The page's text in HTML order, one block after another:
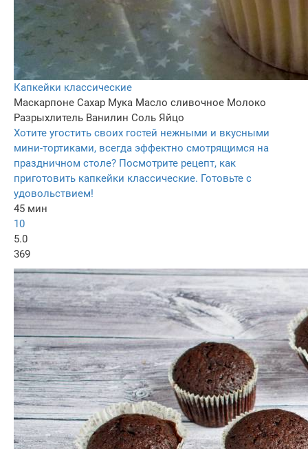
Капкейки классические
Маскарпоне Сахар Мука Масло сливочное Молоко
Разрыхлитель Ванилин Соль Яйцо
Хотите угостить своих гостей нежными и вкусными
мини-тортиками, всегда эффектно смотрящимся на
праздничном столе? Посмотрите рецепт, как
приготовить капкейки классические. Готовьте с
удовольствием!
45 мин
10
5.0
369